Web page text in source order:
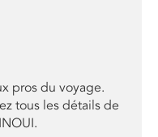
pros du voyage.
tous les détails de